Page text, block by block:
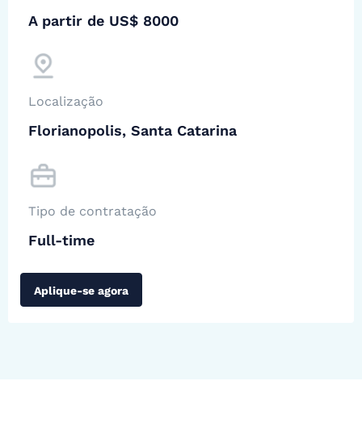
A partir de US$ 8000
Localização
Florianopolis, Santa Catarina
Tipo de contratação
Full-time
Aplique-se agora